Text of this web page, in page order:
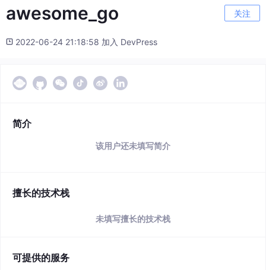
awesome_go 关注
2022-06-24 21:18:58 加入 DevPress
简介
该用户还未填写简介
擅长的技术栈
未填写擅长的技术栈
可提供的服务